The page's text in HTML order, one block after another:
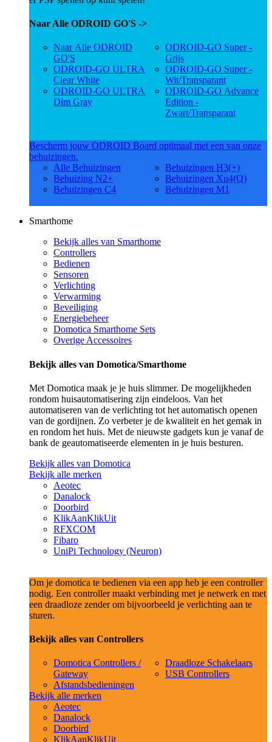
Naar Alle ODROID GO'S ->
Naar Alle ODROID
GO'S
ODROID-GO ULTRA
Clear White
ODROID-GO ULTRA
Dim Gray
ODROID-GO Super -
Grijs
ODROID-GO Super -
Wit/Transparant
ODROID-GO Advance
Edition -
Zwart/Transparant
Bescherm jouw ODROID Board optimaal met een van onze
behuizingen.
Alle Behuizingen
Behuizing N2+
Behuizingen C4
Behuizingen H3(+)
Behuizingen Xu4(Q)
Behuizingen M1
Smarthome
Bekijk alles van Smarthome
Controllers
Bedienen
Sensoren
Verlichting
Verwarming
Beveiliging
Energiebeheer
Domotica Smarthome Sets
Overige Accessoires
Bekijk alles van Domotica/Smarthome
Met Domotica maak je je huis slimmer. De mogelijkheden
rondom huisautomatisering zijn eindeloos. Van het
automatiseren van de verlichting tot het automatisch openen
van de gordijnen. Zo verbeter je de kwaliteit en het gemak in
en rondom het huis. Met de nieuwste gadgets kun je vanaf de
bank de geautomatiseerde elementen in je huis besturen.
Bekijk alles van Domotica
Bekijk alle merken
Aeotec
Danalock
Doorbird
KlikAanKlikUit
RFXCOM
Fibaro
UniPi Technology (Neuron)
Om je domotica te bedienen via een app heb je een controller
nodig. Een controller maakt verbinding met je netwerk en met
een draadloze zender om bijvoorbeeld je verlichting aan te
sturen.
Bekijk alles van Controllers
Domotica Controllers /
Gateway
Afstandsbedieningen
Draadloze Schakelaars
USB Controllers
Bekijk alle merken
Aeotec
Danalock
Doorbird
KlikAanKlikUit